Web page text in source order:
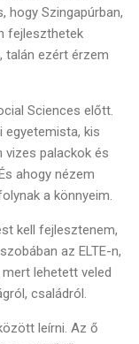
hogy Szingapúrban,
fejleszthetek
talán ezért érzem
Sciences előtt.
egyetemista, kis
vizes palackok és
ahogy nézem
a könnyeim.
kell fejlesztenem,
az ELTE-n,
lehetett veled
családról.
leírni. Az ő